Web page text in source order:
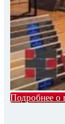
Подробнее о